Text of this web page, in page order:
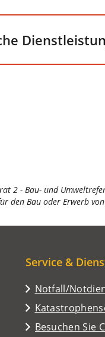
2 - Bau- und
den Bau oder Erwerb
Service &
Notfall/
Besuchen Sie
(Öffnet